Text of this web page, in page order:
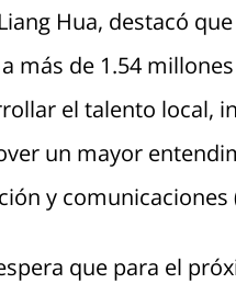
Hua, destacó
más de 1.54
el talento local,
un mayor
y comunicaciones
que para el